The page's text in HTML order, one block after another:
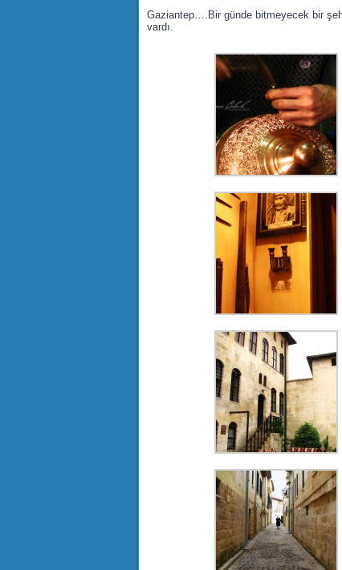
Gaziantep….Bir günde bitmeyecek bir
vardı.